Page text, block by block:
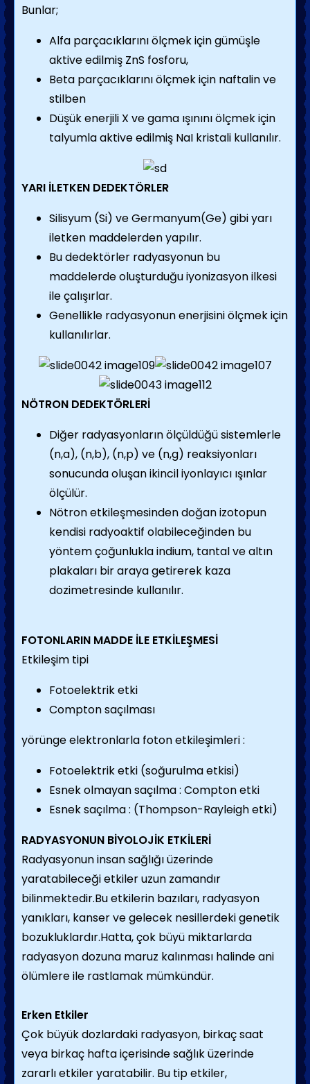
Bunlar;
Alfa parçacıklarını ölçmek için gümüşle
aktive edilmiş ZnS fosforu,
Beta parçacıklarını ölçmek için naftalin ve
stilben
Düşük enerjili X ve gama ışınını ölçmek için
talyumla aktive edilmiş NaI kristali kullanılır.
YARI İLETKEN DEDEKTÖRLER
Silisyum (Si) ve Germanyum(Ge) gibi yarı
iletken maddelerden yapılır.
Bu dedektörler radyasyonun bu
maddelerde oluşturduğu iyonizasyon ilkesi
ile çalışırlar.
Genellikle radyasyonun enerjisini ölçmek için
kullanılırlar.
NÖTRON DEDEKTÖRLERİ
Diğer radyasyonların ölçüldüğü sistemlerle
(n,a), (n,b), (n,p) ve (n,g) reaksiyonları
sonucunda oluşan ikincil iyonlayıcı ışınlar
ölçülür.
Nötron etkileşmesinden doğan izotopun
kendisi radyoaktif olabileceğinden bu
yöntem çoğunlukla indium, tantal ve altın
plakaları bir araya getirerek kaza
dozimetresinde kullanılır.
FOTONLARIN MADDE İLE ETKİLEŞMESİ
Etkileşim tipi
Fotoelektrik etki
Compton saçılması
yörünge elektronlarla foton etkileşimleri :
Fotoelektrik etki (soğurulma etkisi)
Esnek olmayan saçılma : Compton etki
Esnek saçılma : (Thompson-Rayleigh etki)
RADYASYONUN BİYOLOJİK ETKİLERİ
Radyasyonun insan sağlığı üzerinde
yaratabileceği etkiler uzun zamandır
bilinmektedir.Bu etkilerin bazıları, radyasyon
yanıkları, kanser ve gelecek nesillerdeki genetik
bozukluklardır.Hatta, çok büyü miktarlarda
radyasyon dozuna maruz kalınması halinde ani
ölümlere ile rastlamak mümkündür.
Erken Etkiler
Çok büyük dozlardaki radyasyon, birkaç saat
veya birkaç hafta içerisinde sağlık üzerinde
zararlı etkiler yaratabilir. Bu tip etkiler,